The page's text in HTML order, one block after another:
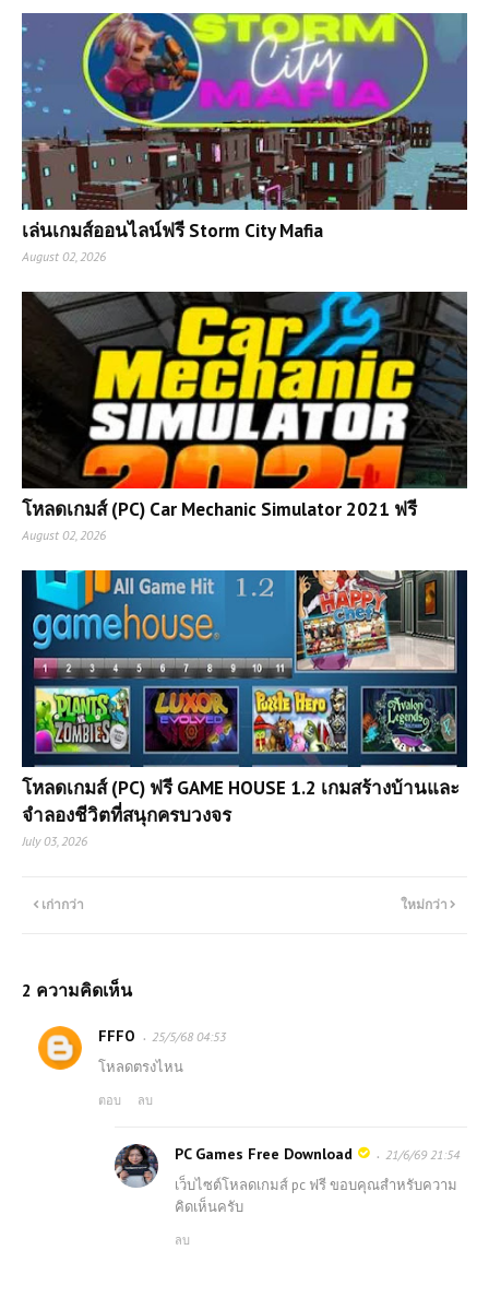
เล่นเกมส์ออนไลน์ฟรี Storm City Mafia
August 02, 2026
โหลดเกมส์ (PC) Car Mechanic Simulator 2021 ฟรี
August 02, 2026
โหลดเกมส์ (PC) ฟรี GAME HOUSE 1.2 เกมสร้างบ้านและ
จำลองชีวิตที่สนุกครบวงจร
July 03, 2026
ใหม่กว่า
เก่ากว่า
2 ความคิดเห็น
FFFO 25/5/68 04:53
โหลดตรงไหน
ตอบ ลบ
PC Games Free Download 21/6/69 21:54
เว็บไซต์โหลดเกมส์ pc ฟรี ขอบคุณสำหรับความ
คิดเห็นครับ
ลบ